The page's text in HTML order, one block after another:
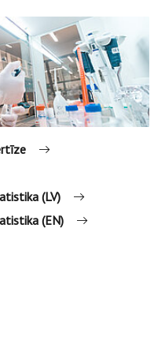
(LV)
(EN)